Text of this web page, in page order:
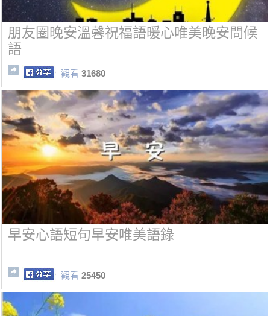
朋友圈晚安溫馨祝福語暖心唯美晚安問候
語
觀看 31680
早安心語短句早安唯美語錄
觀看 25450